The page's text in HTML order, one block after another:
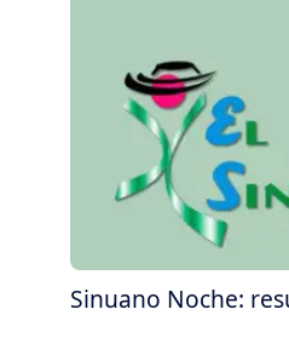
Sinuano Noche: